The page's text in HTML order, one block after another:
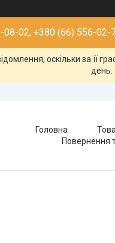
08-02, +380 (66) 556-02-
оскільки за її
день.
Головна
Повернення